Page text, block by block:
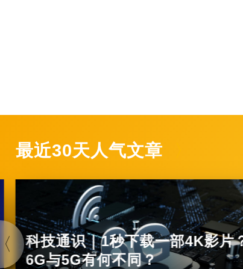
最近30天人气文章
科技通识｜1秒下载一部4K影片
6G与5G有何不同？